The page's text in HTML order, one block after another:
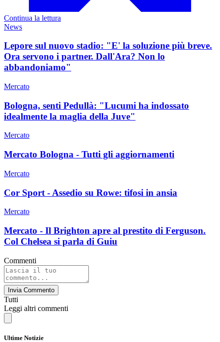
Continua la lettura
News
Lepore sul nuovo stadio: "E' la soluzione più breve.
Ora servono i partner. Dall'Ara? Non lo
abbandoniamo"
Mercato
Bologna, senti Pedullà: "Lucumi ha indossato
idealmente la maglia della Juve"
Mercato
Mercato Bologna - Tutti gli aggiornamenti
Mercato
Cor Sport - Assedio su Rowe: tifosi in ansia
Mercato
Mercato - Il Brighton apre al prestito di Ferguson.
Col Chelsea si parla di Guiu
Commenti
Invia Commento
Tutti
Leggi altri commenti
Ultime Notizie